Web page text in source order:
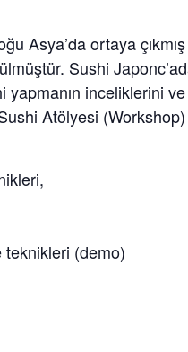
ortaya çıkmış
Sushi
yapmanın inceliklerini
Atölyesi
teknikleri (demo)